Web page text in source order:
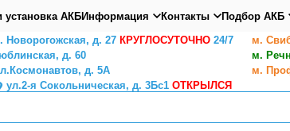
установка АКБИнформация Контакты Подбор АКБ
Новорогожская, д. 27 КРУГЛОСУТОЧНО24/7 м.
д. 60 м.
д. 5А м.
ул.2-я Сокольническая, д. 3Бс1 ОТКРЫЛСЯ